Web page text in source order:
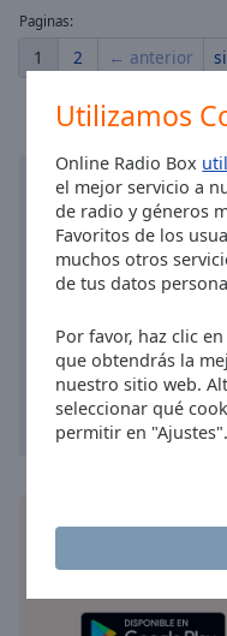
Utilizamos
Online Radio Box
el mejor servicio a
de radio y géneros
Favoritos de los
muchos otros
de tus datos
Por favor, haz clic
que obtendrás la
nuestro sitio web.
seleccionar qué
permitir en "Ajustes".
Paginas:
1 2 ← anterior
Instala la
su teléfono y